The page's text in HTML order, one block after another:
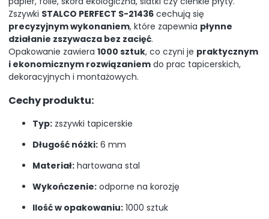
Zszywki STALCO PERFECT S-21436 cechują się
precyzyjnym wykonaniem, które zapewnia płynne
działanie zszywacza bez zacięć.
Opakowanie zawiera 1000 sztuk, co czyni je praktycznym
i ekonomicznym rozwiązaniem do prac tapicerskich,
dekoracyjnych i montażowych.
Cechy produktu:
Typ: zszywki tapicerskie
Długość nóżki: 6 mm
Materiał: hartowana stal
Wykończenie: odporne na korozję
Ilość w opakowaniu: 1000 sztuk